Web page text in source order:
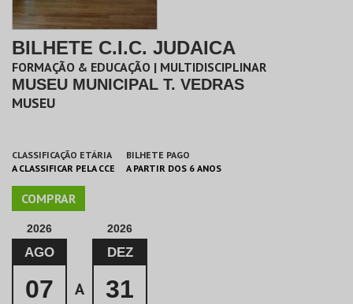
BILHETE C.I.C. JUDAICA
FORMAÇÃO & EDUCAÇÃO | MULTIDISCIPLINAR
MUSEU MUNICIPAL T. VEDRAS
MUSEU
CLASSIFICAÇÃO ETÁRIA
A CLASSIFICAR PELA CCE
BILHETE PAGO
A PARTIR DOS 6 ANOS
COMPRAR
2026
AGO
07 A
2026
DEZ
31